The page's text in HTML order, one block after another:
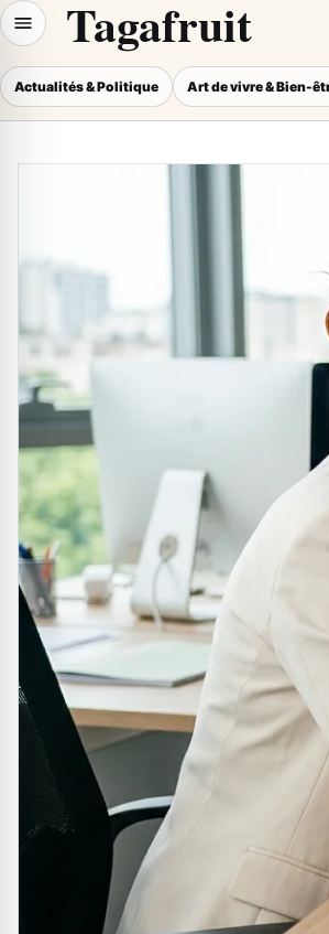
Tagafruit
Actualités & Politique Art de vivre & Bien-